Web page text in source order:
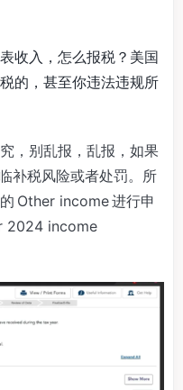
收入，怎么报税？美国
的，甚至你违法违规所
，别乱报，乱报，如果
补税风险或者处罚。所
Other income 进行申
2024 income